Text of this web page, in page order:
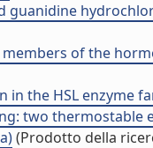
guanidine
of the
in the HSL enzyme
two
(Prodotto della